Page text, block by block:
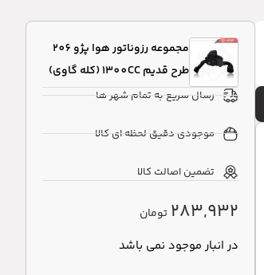
مجموعه رزوناتور هوا پژو 206
طرح قدیم 1300CC (کله گاوی)
رسال سریع به تمام شهر ها
موجودی دقیق لحظه ای کالا
تضمین اصالت کالا
283,932 تومان
در انبار موجود نمی باشد